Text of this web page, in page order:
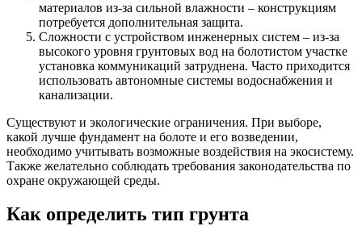
материалов из-за сильной влажности – конструкциям
потребуется дополнительная защита.
Сложности с устройством инженерных систем – из-за
высокого уровня грунтовых вод на болотистом участке
установка коммуникаций затруднена. Часто приходится
использовать автономные системы водоснабжения и
канализации.
Существуют и экологические ограничения. При выборе,
какой лучше фундамент на болоте и его возведении,
необходимо учитывать возможные воздействия на экосистему.
Также желательно соблюдать требования законодательства по
охране окружающей среды.
Как определить тип грунта